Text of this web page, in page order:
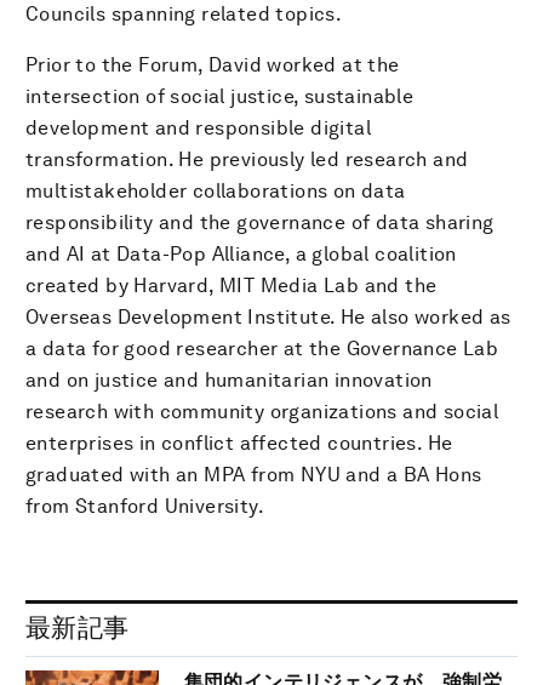
Councils spanning related topics.
Prior to the Forum, David worked at the
intersection of social justice, sustainable
development and responsible digital
transformation. He previously led research and
multistakeholder collaborations on data
responsibility and the governance of data sharing
and AI at Data-Pop Alliance, a global coalition
created by Harvard, MIT Media Lab and the
Overseas Development Institute. He also worked as
a data for good researcher at the Governance Lab
and on justice and humanitarian innovation
research with community organizations and social
enterprises in conflict affected countries. He
graduated with an MPA from NYU and a BA Hons
from Stanford University.
最新記事